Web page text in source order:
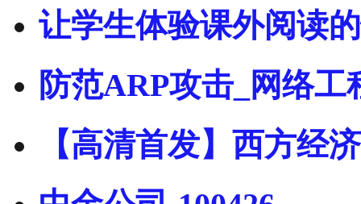
让学生体验课外阅读
防范ARP攻击_网络工
【高清首发】西方经